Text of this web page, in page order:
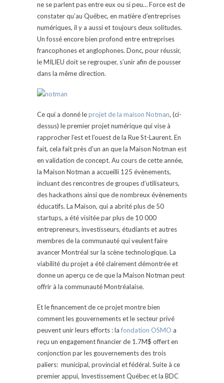
ne se parlent pas entre eux ou si peu… Force est de
constater qu’au Québec, en matière d’entreprises
numériques, il y a aussi et toujours deux solitudes.
Un fossé encore bien profond entre entreprises
francophones et anglophones. Donc, pour réussir,
le MILIEU doit se regrouper, s’unir afin de pousser
dans la même direction.
Ce qui a donné leprojet de la maison Notman, (ci-
dessus) le premier projet numérique qui vise à
rapprocher l’est et l’ouest de la Rue St-Laurent. En
fait, cela fait près d’un an que la Maison Notman est
en validation de concept. Au cours de cette année,
la Maison Notman a accueilli 125 évènements,
incluant des rencontres de groupes d’utilisateurs,
des hackathons ainsi que de nombreux évènements
éducatifs. La Maison, qui a abrité plus de 50
startups, a été visitée par plus de 10 000
entrepreneurs, investisseurs, étudiants et autres
membres de la communauté qui veulent faire
avancer Montréal sur la scène technologique. La
viabilité du projet a été clairement démontrée et
donne un aperçu ce de que la Maison Notman peut
offrir à la communauté Montréalaise.
Et le financement de ce projet montre bien
comment les gouvernements et le secteur privé
peuvent unir leurs efforts : la fondation OSMO a
reçu un engagement financier de 1.7M$ offert en
conjonction par les gouvernements des trois
paliers: municipal, provincial et fédéral. Suite à ce
premier appui, Investissement Québec et la BDC